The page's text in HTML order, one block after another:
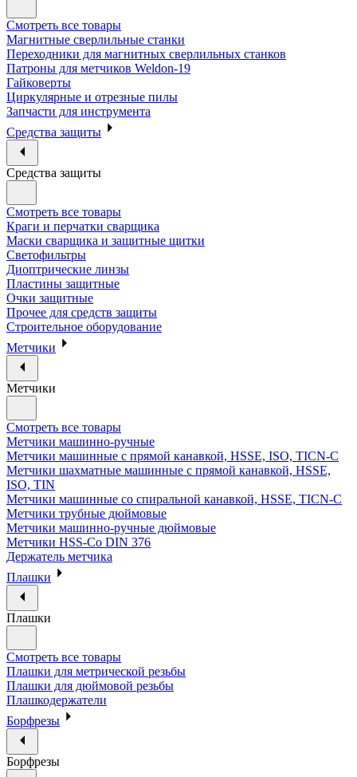
Смотреть все товары
Магнитные сверлильные станки
Переходники для магнитных сверлильных станков
Патроны для метчиков Weldon-19
Гайковерты
Циркулярные и отрезные пилы
Запчасти для инструмента
Средства защиты
Средства защиты
Смотреть все товары
Краги и перчатки сварщика
Маски сварщика и защитные щитки
Светофильтры
Диоптрические линзы
Пластины защитные
Очки защитные
Прочее для средств защиты
Строительное оборудование
Метчики
Метчики
Смотреть все товары
Метчики машинно-ручные
Метчики машинные с прямой канавкой, HSSE, ISO, TICN-C
Метчики шахматные машинные с прямой канавкой, HSSE,
ISO, TIN
Метчики машинные со спиральной канавкой, HSSE, TICN-C
Метчики трубные дюймовые
Метчики машинно-ручные дюймовые
Метчики HSS-Co DIN 376
Держатель метчика
Плашки
Плашки
Смотреть все товары
Плашки для метрической резьбы
Плашки для дюймовой резьбы
Плашкодержатели
Борфрезы
Борфрезы